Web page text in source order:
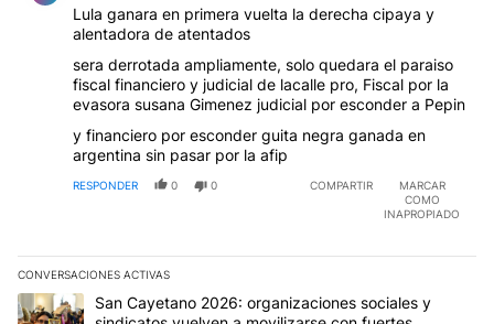
Lula ganara en primera vuelta la derecha cipaya y
alentadora de atentados
sera derrotada ampliamente, solo quedara el paraiso
fiscal financiero y judicial de lacalle pro, Fiscal por la
evasora susana Gimenez judicial por esconder a Pepin
y financiero por esconder guita negra ganada en
argentina sin pasar por la afip
RESPONDER 0 0 COMPARTIR
MARCAR
COMO
INAPROPIADO
CONVERSACIONES ACTIVAS
Este listado muestra los artículos con más comentarios en los
Un artículo de tendencia con el título "San Cayetano 2026:
San Cayetano 2026: organizaciones sociales y